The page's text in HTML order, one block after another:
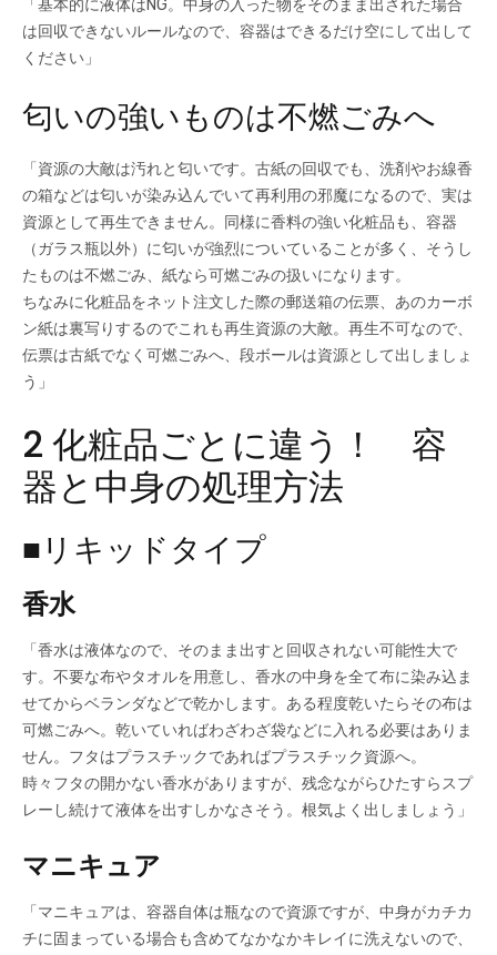
「基本的に液体はNG。中身の入った物をそのまま出された場合
は回収できないルールなので、容器はできるだけ空にして出して
ください」
匂いの強いものは不燃ごみへ
「資源の大敵は汚れと匂いです。古紙の回収でも、洗剤やお線香
の箱などは匂いが染み込んでいて再利用の邪魔になるので、実は
資源として再生できません。同様に香料の強い化粧品も、容器
（ガラス瓶以外）に匂いが強烈についていることが多く、そうし
たものは不燃ごみ、紙なら可燃ごみの扱いになります。
ちなみに化粧品をネット注文した際の郵送箱の伝票、あのカーボ
ン紙は裏写りするのでこれも再生資源の大敵。再生不可なので、
伝票は古紙でなく可燃ごみへ、段ボールは資源として出しましょ
う」
2 化粧品ごとに違う！ 容
器と中身の処理方法
■リキッドタイプ
香水
「香水は液体なので、そのまま出すと回収されない可能性大で
す。不要な布やタオルを用意し、香水の中身を全て布に染み込ま
せてからベランダなどで乾かします。ある程度乾いたらその布は
可燃ごみへ。乾いていればわざわざ袋などに入れる必要はありま
せん。フタはプラスチックであればプラスチック資源へ。
時々フタの開かない香水がありますが、残念ながらひたすらスプ
レーし続けて液体を出すしかなさそう。根気よく出しましょう」
マニキュア
「マニキュアは、容器自体は瓶なので資源ですが、中身がカチカ
チに固まっている場合も含めてなかなかキレイに洗えないので、